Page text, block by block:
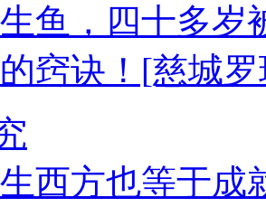
鱼，四十多岁
窍诀！[慈城
西方也等于成